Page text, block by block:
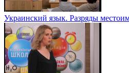
Украинский язык. Разряды